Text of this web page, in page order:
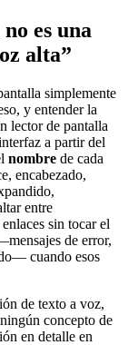
es una
alta”
simplemente
y entender la
lector de pantalla
a partir del
nombre de cada
encabezado,
entre
sin tocar el
de error,
cuando esos
de texto a voz,
concepto de
en detalle en